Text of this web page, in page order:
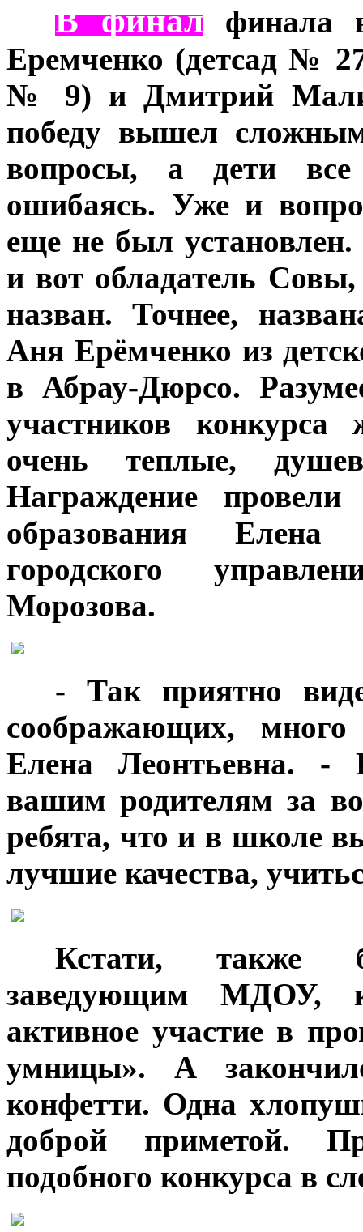
В финал финала
Еремченко (детсад №
№ 9) и Дмитрий
победу вышел
вопросы, а дети
ошибаясь. Уже и
еще не был
и вот обладатель
назван. Точнее,
Аня Ерёмченко из
в Абрау-Дюрсо.
участников
очень теплые,
Награждение
образования
городского
Морозова.
- Так приятно
соображающих,
Елена Леонтьевна. -
вашим родителям за
ребята, что и в школе
лучшие качества,
Кстати, также
заведующим МДОУ,
активное участие в
умницы». А
конфетти. Одна
доброй приметой.
подобного конкурса в